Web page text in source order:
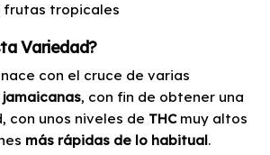
frutas tropicales
Variedad?
nace con el cruce de varias
, con fin de obtener una
con unos niveles de THCmuy altos
más rápidas de lo habitual.